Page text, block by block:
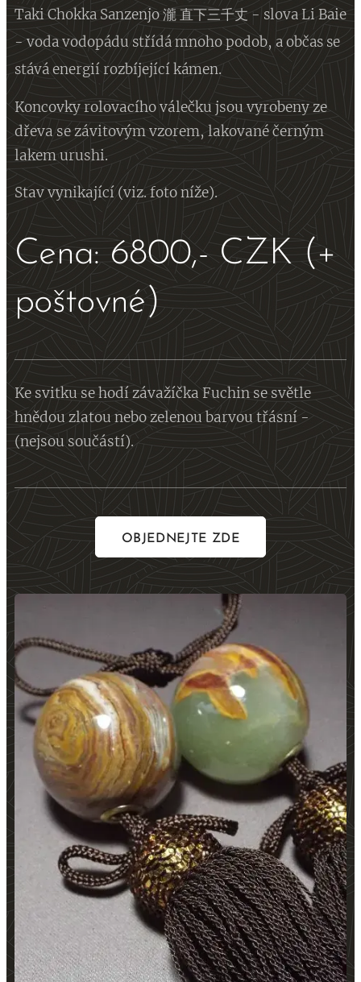
Taki Chokka Sanzenjo 瀧 直下三千丈 - slova Li Baie
-vodavodopádu střídá mnoho podob, a občas se
stává energií rozbíjející kámen.
Koncovky rolovacího válečku jsou vyrobeny ze
dřeva se závitovým vzorem, lakované černým
lakem urushi.
Stav vynikající (viz. foto níže).
Cena: 6800,- CZK (+
poštovné)
Ke svitku se hodí závažíčka Fuchin se světle
hnědou zlatou nebo zelenou barvou třásní -
(nejsou součástí).
OBJEDNEJTE ZDE